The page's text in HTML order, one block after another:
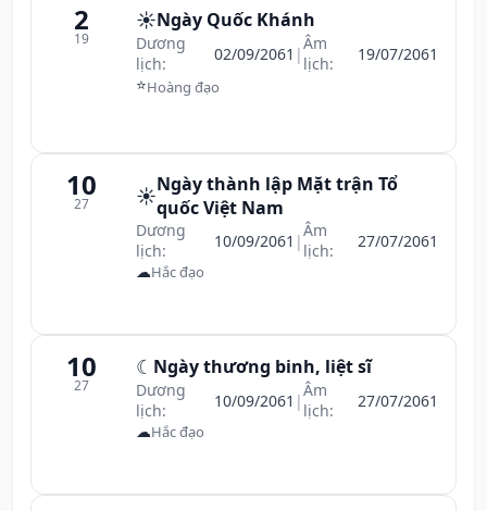
2
19
☀️Ngày Quốc Khánh
Dương
lịch:
02/09/2061 |Âm
lịch:
19/07/2061
⭐Hoàng đạo
10
27 ☀️Ngày thành lập Mặt trận Tổ
quốc Việt Nam
Dương
lịch:
10/09/2061 |Âm
lịch:
27/07/2061
☁Hắc đạo
10
27
☾ Ngày thương binh, liệt sĩ
Dương
lịch:
10/09/2061 |Âm
lịch:
27/07/2061
☁Hắc đạo